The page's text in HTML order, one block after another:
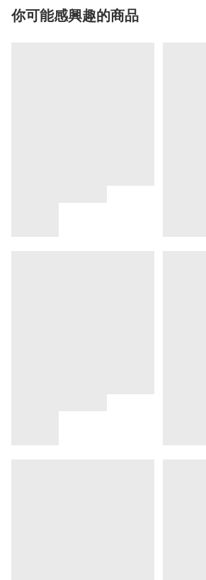
你可能感興趣的商品